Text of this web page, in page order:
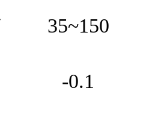
35~150
-0.1